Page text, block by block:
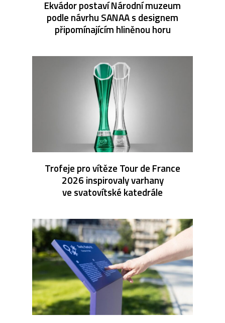
Ekvádor postaví Národní muzeum
podle návrhu SANAA s designem
připomínajícím hliněnou horu
Trofeje pro vítěze Tour de France
2026 inspirovaly varhany
ve svatovítské katedrále